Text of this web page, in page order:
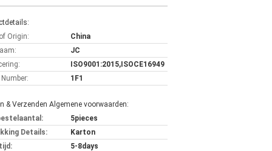
Origin:
China
JC
ISO9001:2015,ISOCE16949
1F1
& Verzenden Algemene voorwaarden:
5pieces
Details:
Karton
5-8days